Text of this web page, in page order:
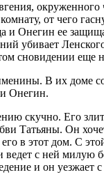
от чего
и Онегин ее
убивает
сновидении еще
В их доме
и Онегин.
скучно. Его
Татьяны. Он
в этот дом. С
ведет с ней милую
и он уезжает с